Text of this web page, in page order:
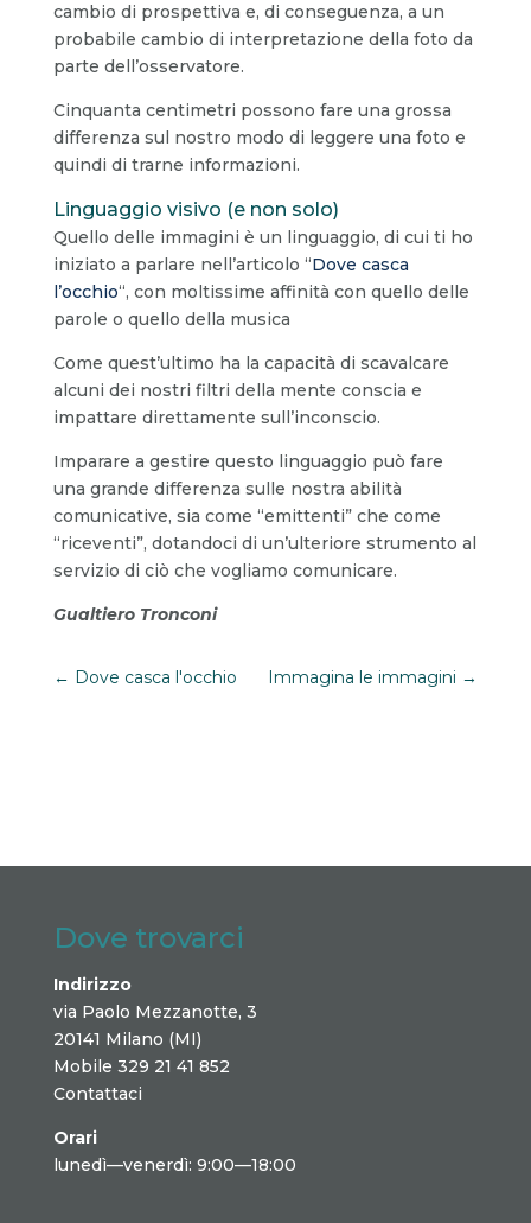
cambio di prospettiva e, di conseguenza, a un
probabile cambio di interpretazione della foto da
parte dell’osservatore.
Cinquanta centimetri possono fare una grossa
differenza sul nostro modo di leggere una foto e
quindi di trarne informazioni.
Linguaggio visivo (e non solo)
Quello delle immagini è un linguaggio, di cui ti ho
iniziato a parlare nell’articolo “Dove casca
l’occhio“, con moltissime affinità con quello delle
parole o quello della musica
Come quest’ultimo ha la capacità di scavalcare
alcuni dei nostri filtri della mente conscia e
impattare direttamente sull’inconscio.
Imparare a gestire questo linguaggio può fare
una grande differenza sulle nostra abilità
comunicative, sia come “emittenti” che come
“riceventi”, dotandoci di un’ulteriore strumento al
servizio di ciò che vogliamo comunicare.
Gualtiero Tronconi
← Dove casca l'occhio Immagina le immagini →
Dove trovarci
Indirizzo
via Paolo Mezzanotte, 3
20141 Milano (MI)
Mobile 329 21 41 852
Contattaci
Orari
lunedì—venerdì: 9:00—18:00